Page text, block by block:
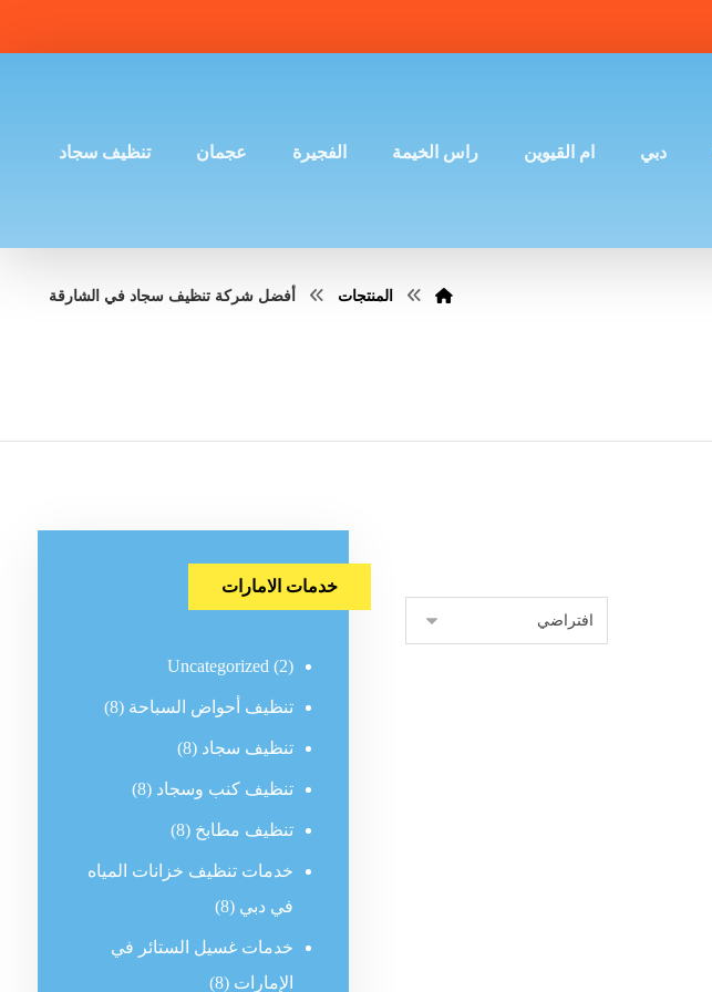
دبي ام القيوين راس الخيمة الفجيرة عجمان تنظيف سجاد
المنتجات أفضل شركة تنظيف سجاد في الشارقة
خدمات الامارات
Uncategorized (2)
تنظيف أحواض السباحة (8)
تنظيف سجاد (8)
تنظيف كنب وسجاد (8)
تنظيف مطابخ (8)
خدمات تنظيف خزانات المياه
في دبي (8)
خدمات غسيل الستائر في
الإمارات (8)